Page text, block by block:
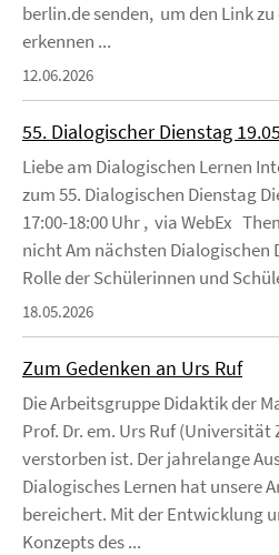
berlin.de senden, um den Link
erkennen ...
12.06.2026
55. Dialogischer Dienstag
Liebe am Dialogischen Lernen
zum 55. Dialogischen Dienstag
17:00-18:00 Uhr , via WebEx
nicht Am nächsten Dialogischen
Rolle der Schülerinnen und
18.05.2026
Zum Gedenken an Urs Ruf
Die Arbeitsgruppe Didaktik der
Prof. Dr. em. Urs Ruf
verstorben ist. Der jahrelange
Dialogisches Lernen hat unsere
bereichert. Mit der Entwicklung
Konzepts des ...